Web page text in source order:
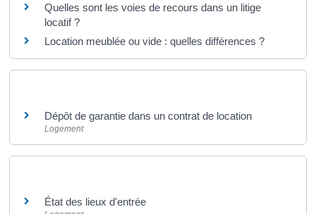
Quelles sont les voies de recours dans un litige
locatif ?
Location meublée ou vide : quelles différences ?
Dépôt de garantie dans un contrat de location
Logement
État des lieux d'entrée